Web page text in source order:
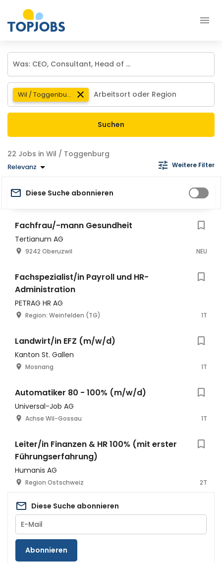
Wil / Toggenburg
Suchen
Jobs in Wil / Toggenburg
Relevanz Weitere Filter
Diese Suche abonnieren
Fachfrau/-mann Gesundheit
Tertianum AG
9242 Oberuzwil NEU
Fachspezialist/in Payroll und HR-
Administration
PETRAG HR AG
Region: Weinfelden (TG) 1T
Landwirt/in EFZ (m/w/d)
Kanton St. Gallen
Mosnang 1T
Automatiker 80 - 100% (m/w/d)
Universal-Job AG
Achse Wil-Gossau 1T
Leiter/in Finanzen & HR 100% (mit erster
Führungserfahrung)
Humanis AG
Region Ostschweiz 2T
Diese Suche abonnieren
Abonnieren